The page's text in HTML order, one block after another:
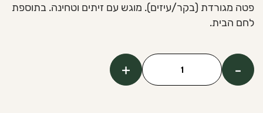
פטה מגורדת (בקר/עיזים). מוגש עם זיתים וטחינה. בתוספת
לחם הבית.
כמות-
+